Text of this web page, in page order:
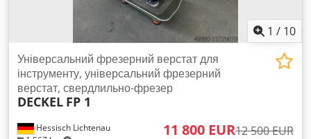
1800 x 1100 x 2100 (довжина x ширина x висота) Cedpfx
Ajzrm Snjbxoha
1 / 10
Hessisch Lichtenau
Універсальний фрезерний верстат для
інструменту, універсальний фрезерний
верстат, свердлильно-фрезер
DECKEL FP 1
11 800 EUR12 500 EUR